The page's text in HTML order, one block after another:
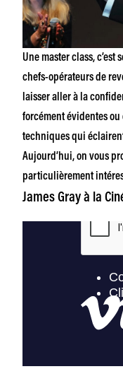
Une master class, c’est
chefs-opérateurs de
laisser aller à la
forcément évidentes
techniques qui
Aujourd’hui, on vous
particulièrement
James Gray à la